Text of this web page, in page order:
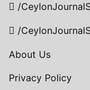
/
/
About Us
Privacy Policy